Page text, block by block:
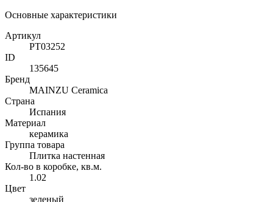
Основные характеристики
Артикул
PT03252
ID
135645
Бренд
MAINZU Ceramica
Страна
Испания
Материал
керамика
Группа товара
Плитка настенная
Кол-во в коробке, кв.м.
1.02
Цвет
зеленый